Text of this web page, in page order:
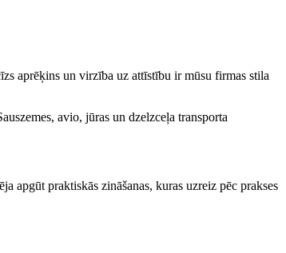
aprēķins un virzība uz attīstību ir mūsu firmas stila
avio, jūras un dzelzceļa transporta
apgūt praktiskās zināšanas, kuras uzreiz pēc prakses